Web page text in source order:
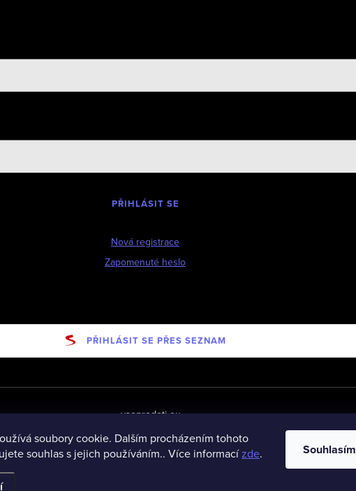
soubory cookie. Dalším procházením tohoto
souhlas s jejich používáním.. Více informacízde. Souhlasím
PŘIHLÁSIT SE
Nová registrace
Zapomenuté heslo
PŘIHLÁSIT SE PŘES SEZNAM
vseprodeti-eu